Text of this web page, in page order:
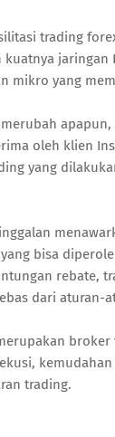
trading
jaringan
mikro yang
oleh klien
yang
bisa
rebate,
dari aturan-
trading.